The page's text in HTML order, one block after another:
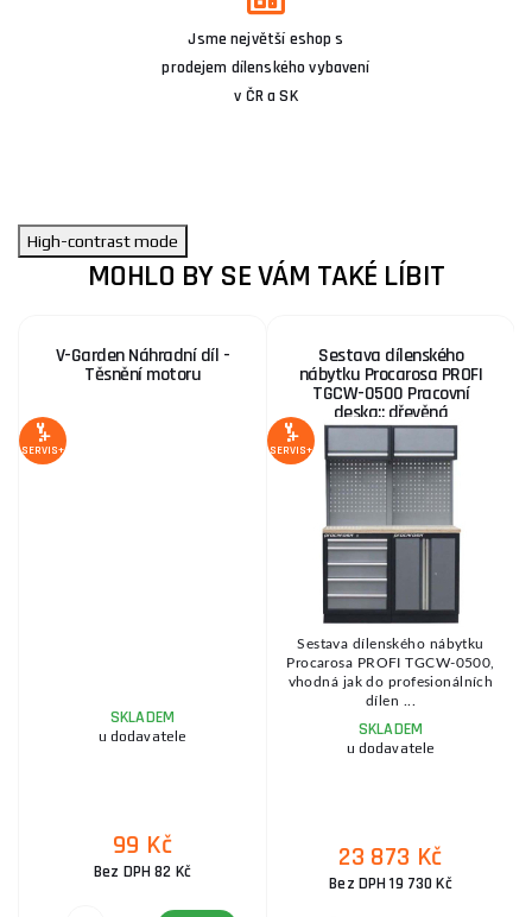
Jsme největší eshop s
prodejem dílenského vybavení
v ČR a SK
High-contrast mode
MOHLO BY SE VÁM TAKÉ LÍBIT
V-Garden Náhradní díl -
Těsnění motoru
SERVIS+
SKLADEM
u dodavatele
99 Kč
Bez DPH 82 Kč
Sestava dílenského
nábytku Procarosa PROFI
TGCW-0500 Pracovní
deska:: dřevěná
SERVIS+
Sestava dílenského nábytku
Procarosa PROFI TGCW-0500,
vhodná jak do profesionálních
dílen ...
SKLADEM
u dodavatele
23 873 Kč
Bez DPH 19 730 Kč